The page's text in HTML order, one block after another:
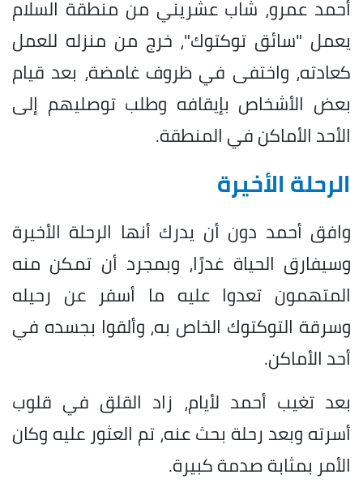
أحمد عمرو، شاب عشريني من منطقة السلام
يعمل "سائق توكتوك"، خرج من منزله للعمل
كعادته، واختفى في ظروف غامضة، بعد قيام
بعض الأشخاص بإيقافه وطلب توصليهم إلى
الأحد الأماكن في المنطقة.
الرحلة الأخيرة
وافق أحمد دون أن يدرك أنها الرحلة الأخيرة
وسيفارق الحياة غدرًا، وبمجرد أن تمكن منه
المتهمون تعدوا عليه ما أسفر عن رحيله
وسرقة التوكتوك الخاص به، وألقوا بجسده في
أحد الأماكن.
بعد تغيب أحمد لأيام، زاد القلق في قلوب
أسرته وبعد رحلة بحث عنه، تم العثور عليه وكان
الأمر بمثابة صدمة كبيرة.